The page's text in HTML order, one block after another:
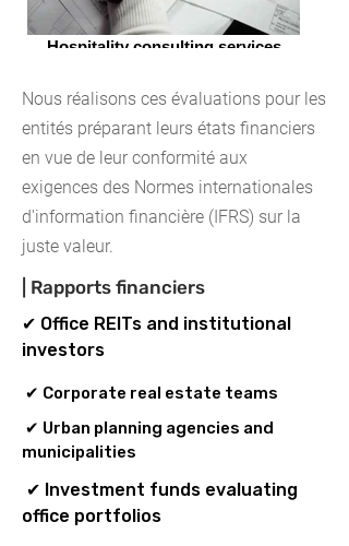
Hospitality consulting services
Nous réalisons ces évaluations pour les
entités préparant leurs états financiers
en vue de leur conformité aux
exigences des Normes internationales
d'information financière (IFRS) sur la
juste valeur.
| Rapports financiers
✔ Office REITs and institutional
investors
✔ Corporate real estate teams
✔ Urban planning agencies and
municipalities
✔ Investment funds evaluating
office portfolios